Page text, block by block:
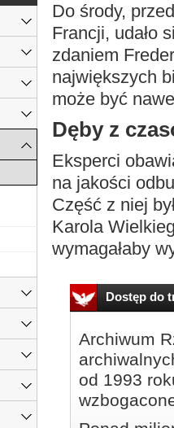
Do środy,
Francji, udało
zdaniem
największych
może być
Dęby z
Eksperci
na jakości
Część z niej
Karola
wymagałaby
Dostęp do
Archiwum
od 1993